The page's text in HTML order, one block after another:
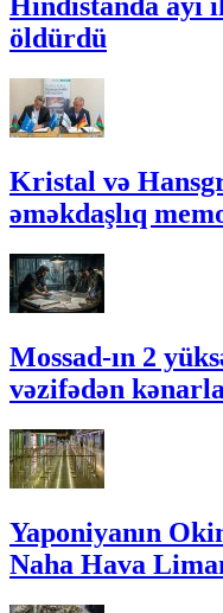
Hindistanda ayı
öldürdü
Kristal və
əməkdaşlıq
Mossad-ın 2
vəzifədən
Yaponiyanın
Naha Hava